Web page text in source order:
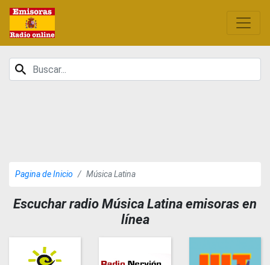
Pagina de Inicio Música Latina
Escuchar radio Música Latina emisoras en
línea